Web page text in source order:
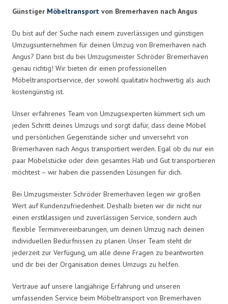
Günstiger Möbeltransport von Bremerhaven nach Angus
Du bist auf der Suche nach einem zuverlässigen und günstigen
Umzugsunternehmen für deinen Umzug von Bremerhaven nach
Angus? Dann bist du bei Umzugsmeister Schröder Bremerhaven
genau richtig! Wir bieten dir einen professionellen
Möbeltransportservice, der sowohl qualitativ hochwertig als auch
kostengünstig ist.
Unser erfahrenes Team von Umzugsexperten kümmert sich um
jeden Schritt deines Umzugs und sorgt dafür, dass deine Möbel
und persönlichen Gegenstände sicher und unversehrt von
Bremerhaven nach Angus transportiert werden. Egal ob du nur ein
paar Möbelstücke oder dein gesamtes Hab und Gut transportieren
möchtest – wir haben die passenden Lösungen für dich.
Bei Umzugsmeister Schröder Bremerhaven legen wir großen
Wert auf Kundenzufriedenheit. Deshalb bieten wir dir nicht nur
einen erstklassigen und zuverlässigen Service, sondern auch
flexible Terminvereinbarungen, um deinen Umzug nach deinen
individuellen Bedürfnissen zu planen. Unser Team steht dir
jederzeit zur Verfügung, um alle deine Fragen zu beantworten
und dir bei der Organisation deines Umzugs zu helfen.
Vertraue auf unsere langjährige Erfahrung und unseren
umfassenden Service beim Möbeltransport von Bremerhaven